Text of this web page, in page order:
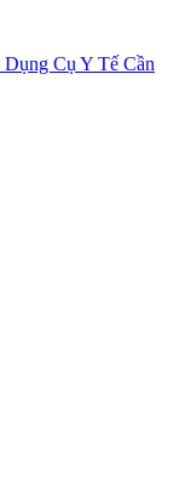
Dụng Cụ Y Tế Cần